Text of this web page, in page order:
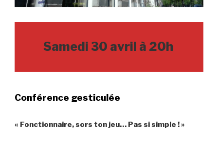
Samedi 30 avril à 20h
Conférence gesticulée
« Fonctionnaire, sors ton jeu… Pas si simple ! »